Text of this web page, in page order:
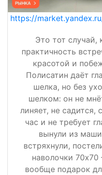
https://
Это тот случай,
практичность
красотой и
Полисатин даёт
шелка, но без
шелком: он не
линяет, не садится,
час и не требует
вынули из
встряхнули,
наволочки
вообще подарок